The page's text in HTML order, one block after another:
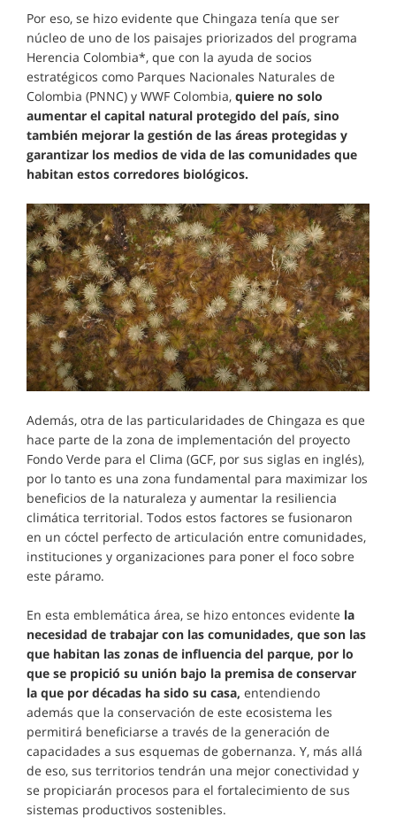
Por eso, se hizo evidente que Chingaza tenía que ser
núcleo de uno de los paisajes priorizados del programa
Herencia Colombia*, que con la ayuda de socios
estratégicos como Parques Nacionales Naturales de
Colombia (PNNC) y WWF Colombia, quiere no solo
aumentar el capital natural protegido del país, sino
también mejorar la gestión de las áreas protegidas y
garantizar los medios de vida de las comunidades que
habitan estos corredores biológicos.
Además, otra de las particularidades de Chingaza es que
hace parte de la zona de implementación del proyecto
Fondo Verde para el Clima (GCF, por sus siglas en inglés),
por lo tanto es una zona fundamental para maximizar los
beneficios de la naturaleza y aumentar la resiliencia
climática territorial. Todos estos factores se fusionaron
en un cóctel perfecto de articulación entre comunidades,
instituciones y organizaciones para poner el foco sobre
este páramo.
En esta emblemática área, se hizo entonces evidente la
necesidad de trabajar con las comunidades, que son las
que habitan las zonas de influencia del parque, por lo
que se propició su unión bajo la premisa de conservar
la que por décadas ha sido su casa, entendiendo
además que la conservación de este ecosistema les
permitirá beneficiarse a través de la generación de
capacidades a sus esquemas de gobernanza. Y, más allá
de eso, sus territorios tendrán una mejor conectividad y
se propiciarán procesos para el fortalecimiento de sus
sistemas productivos sostenibles.